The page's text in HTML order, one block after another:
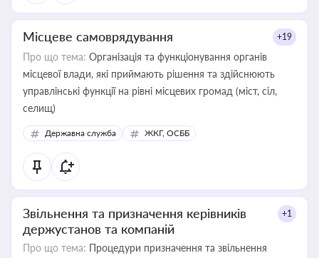
Місцеве самоврядування +19
Про що тема: Організація та функціонування органів
місцевої влади, які приймають рішення та здійснюють
управлінські функції на рівні місцевих громад (міст, сіл,
селищ)
Державна служба ЖКГ, ОСББ
Звільнення та призначення керівників
держустанов та компаній
+1
Про що тема: Процедури призначення та звільнення